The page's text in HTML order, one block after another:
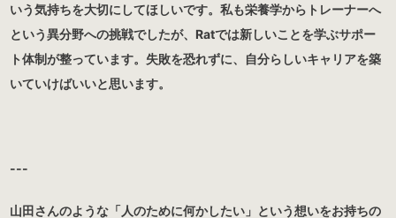
いう気持ちを大切にしてほしいです。私も栄養学からトレーナーへ
という異分野への挑戦でしたが、Ratでは新しいことを学ぶサポー
ト体制が整っています。失敗を恐れずに、自分らしいキャリアを築
いていけばいいと思います。
---
山田さんのような「人のために何かしたい」という想いをお持ちの